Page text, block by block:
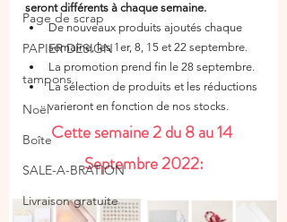
Page de scrap
PAPIER DESIGN
tampons
Noël
Boîte
SALE-A-BRATION
Livraison gratuite
seront différents à chaque semaine.
De nouveaux produits ajoutés chaque
semaine, les 1er, 8, 15 et 22 septembre.
La promotion prend fin le 28 septembre.
La sélection de produits et les réductions
varieront en fonction de nos stocks.
Cette semaine 2 du 8 au 14
Septembre 2022: